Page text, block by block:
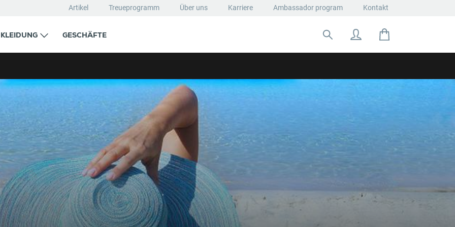
Artikel Treueprogramm Über uns Karriere Ambassador program Kontakt
KLEIDUNG GESCHÄFTE
Suche nach: